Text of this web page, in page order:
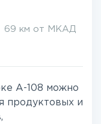
69 км от МКАД
А-108 можно
продуктовых и